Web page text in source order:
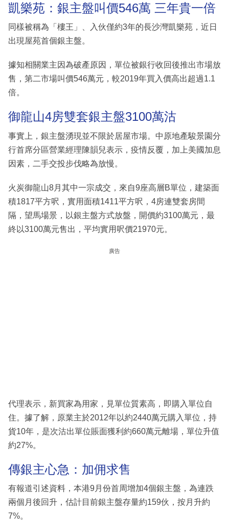
凱樂苑：銀主盤叫價546萬 三年貴一倍
同樣被稱為「樓王」、入伙僅約3年的長沙灣凱樂苑，近日
出現屋苑首個銀主盤。
據知相關業主因為破產原因，單位被銀行收回後推出市場放
售，第二市場叫價546萬元，較2019年買入價高出超過1.1
倍。
御龍山4房雙套銀主盤3100萬沽
事實上，銀主盤湧現並不限於居屋市場。中原地產駿景園分
行首席分區營業經理陳韻兒表示，疫情反覆，加上美國加息
因素，二手交投步伐略為放慢。
火炭御龍山8月其中一宗成交，來自9座高層B單位，建築面
積1817平方呎，實用面積1411平方呎，4房連雙套房間
隔，望馬場景，以銀主盤方式放盤，開價約3100萬元，最
終以3100萬元售出，平均實用呎價21970元。
廣告
代理表示，新買家為用家，見單位質素高，即購入單位自
住。據了解，原業主於2012年以約2440萬元購入單位，持
貨10年，是次沽出單位賬面獲利約660萬元離場，單位升值
約27%。
傳銀主心急：加佣求售
有報道引述資料，本港9月份首周增加4個銀主盤，為連跌
兩個月後回升，估計目前銀主盤存量約159伙，按月升約
7%。